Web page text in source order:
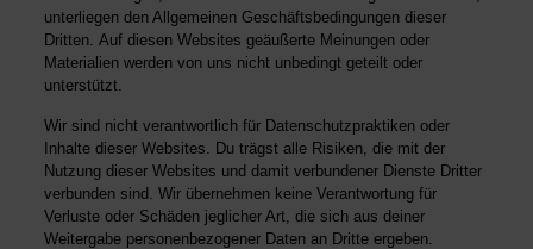
unterliegen den Allgemeinen Geschäftsbedingungen dieser
Dritten. Auf diesen Websites geäußerte Meinungen oder
Materialien werden von uns nicht unbedingt geteilt oder
unterstützt.
Wir sind nicht verantwortlich für Datenschutzpraktiken oder
Inhalte dieser Websites. Du trägst alle Risiken, die mit der
Nutzung dieser Websites und damit verbundener Dienste Dritter
verbunden sind. Wir übernehmen keine Verantwortung für
Verluste oder Schäden jeglicher Art, die sich aus deiner
Weitergabe personenbezogener Daten an Dritte ergeben.